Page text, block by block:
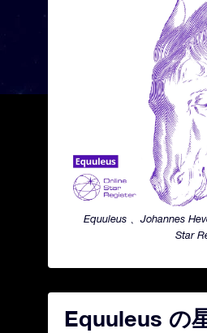
Equuleus 、Johannes
Star
Equuleus の